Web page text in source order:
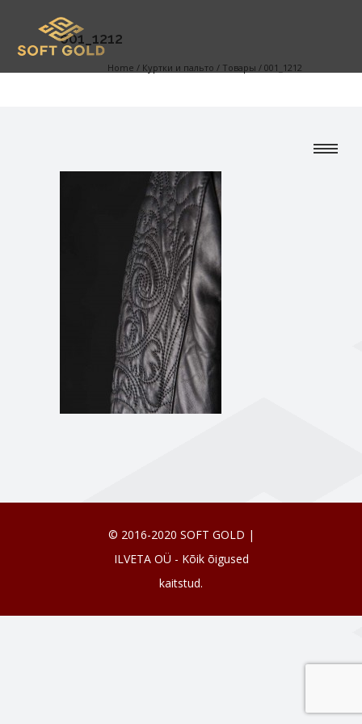
001_1212
Home / Куртки и пальто / Товары / 001_1212
© 2016-2020 SOFT GOLD |
ILVETA OÜ - Kõik õigused
kaitstud.